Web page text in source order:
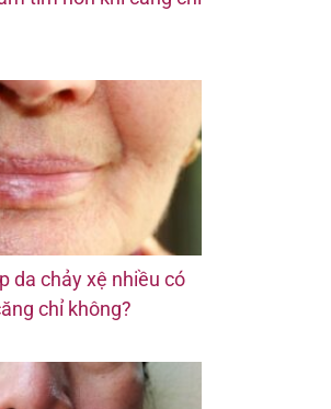
da chảy xệ nhiều có
chỉ không?